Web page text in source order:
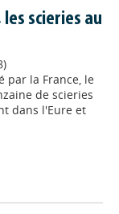
scieries au
par la France, le
de scieries
dans l'Eure et